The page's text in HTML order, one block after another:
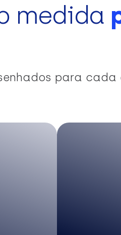
medida
para